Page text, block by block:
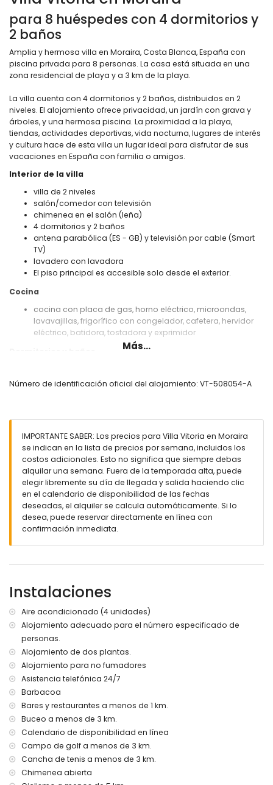
para 8 huéspedes con 4 dormitorios y
2 baños
Amplia y hermosa villa en Moraira, Costa Blanca, España con
piscina privada para 8 personas. La casa está situada en una
zona residencial de playa y a 3 km de la playa.
La villa cuenta con 4 dormitorios y 2 baños, distribuidos en 2
niveles. El alojamiento ofrece privacidad, un jardín con grava y
árboles, y una hermosa piscina. La proximidad a la playa,
tiendas, actividades deportivas, vida nocturna, lugares de interés
y cultura hace de esta villa un lugar ideal para disfrutar de sus
vacaciones en España con familia o amigos.
Interior de la villa
villa de 2 niveles
salón/comedor con televisión
chimenea en el salón (leña)
4 dormitorios y 2 baños
antena parabólica (ES - GB) y televisión por cable (Smart
TV)
lavadero con lavadora
El piso principal es accesible solo desde el exterior.
Cocina
cocina con placa de gas, horno eléctrico, microondas,
lavavajillas, frigorífico con congelador, cafetera, hervidor
eléctrico, batidora, tostadora y exprimidor
cama doble y ventilador
baño con lavabo individual, combinación bañera/ducha y
WC
Exterior de la villa
parcela vallada
piscina privada de 11m x 5m
jardín con grava, árboles y muebles de jardín con
tumbonas
2 terrazas cubiertas
barbacoa
2 plazas de aparcamiento privadas
Más información
pueblo más cercano a 3 kilómetros de la villa
río o orilla más cercana a 3 kilómetros de la villa
playa más cercana a 3 kilómetros de la villa
puerto más cercano a 3 kilómetros de la villa
parque más cercano a 3 kilómetros de la villa
aeropuerto más cercano: Alicante (a 100 kilómetros de la
villa)
segundo aeropuerto más cercano: Valencia (> 100
kilómetros)
transporte público cercano: autobús a 3 kilómetros
no se permite fumar
no se permiten mascotas
El alojamiento es muy adecuado para familias con niños
Instalaciones y servicios incluidos en el precio del alquiler
de la villa
Más...
Número de identificación oficial del alojamiento: VT-508054-A
IMPORTANTE SABER: Los precios para Villa Vitoria en Moraira
se indican en la lista de precios por semana, incluidos los
costos adicionales. Esto no significa que siempre debas
alquilar una semana. Fuera de la temporada alta, puede
elegir libremente su día de llegada y salida haciendo clic
en el calendario de disponibilidad de las fechas
deseadas, el alquiler se calcula automáticamente. Si lo
desea, puede reservar directamente en línea con
confirmación inmediata.
Instalaciones
Aire acondicionado (4 unidades)
Alojamiento adecuado para el número especificado de
personas.
Alojamiento de dos plantas.
Alojamiento para no fumadores
Asistencia telefónica 24/7
Barbacoa
Bares y restaurantes a menos de 1 km.
Buceo a menos de 3 km.
Calendario de disponibilidad en línea
Campo de golf a menos de 3 km.
Cancha de tenis a menos de 3 km.
Chimenea abierta